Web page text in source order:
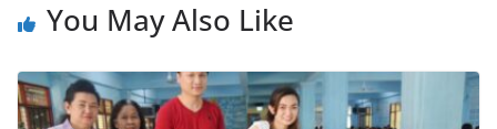
You May Also Like